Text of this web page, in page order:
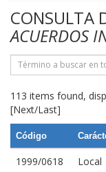
CONSULTA
ACUERDOS
113 items found,
[Next/Last]
Código
1999/0618 Local